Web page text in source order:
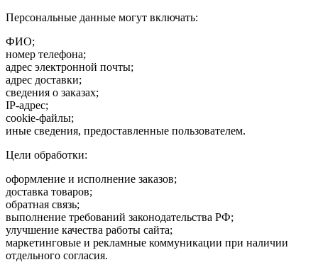
Персональные данные могут включать:
ФИО;
номер телефона;
адрес электронной почты;
адрес доставки;
сведения о заказах;
IP-адрес;
cookie-файлы;
иные сведения, предоставленные пользователем.
Цели обработки:
оформление и исполнение заказов;
доставка товаров;
обратная связь;
выполнение требований законодательства РФ;
улучшение качества работы сайта;
маркетинговые и рекламные коммуникации при наличии
отдельного согласия.